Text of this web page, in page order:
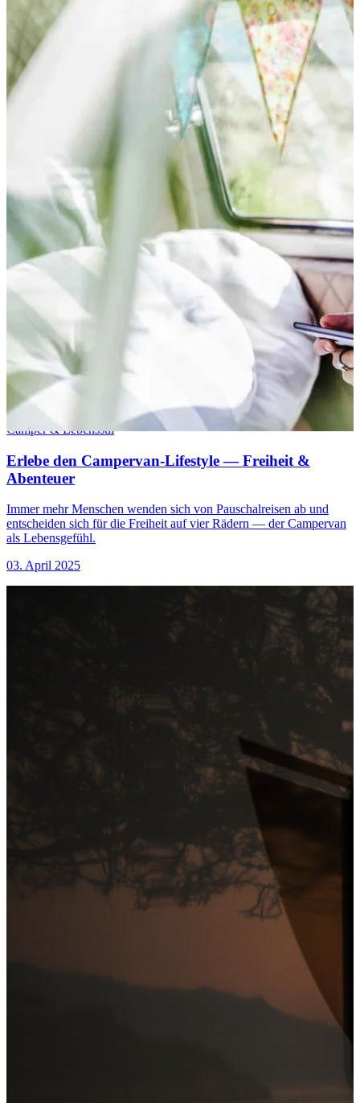
Camper & Lebensstil
Erlebe den Campervan-Lifestyle — Freiheit &
Abenteuer
Immer mehr Menschen wenden sich von Pauschalreisen ab und
entscheiden sich für die Freiheit auf vier Rädern — der Campervan
als Lebensgefühl.
03. April 2025